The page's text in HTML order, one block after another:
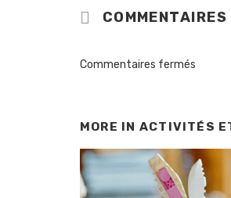
COMMENTAIRES
Commentaires fermés
MORE IN ACTIVITÉS